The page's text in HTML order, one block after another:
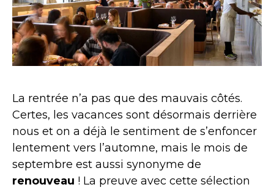
La rentrée n’a pas que des mauvais côtés.
Certes, les vacances sont désormais derrière
nous et on a déjà le sentiment de s’enfoncer
lentement vers l’automne, mais le mois de
septembre est aussi synonyme de
renouveau ! La preuve avec cette sélection